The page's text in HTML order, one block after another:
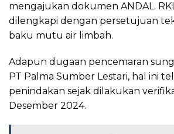
mengajukan dokumen ANDAL.
dilengkapi dengan persetujuan
baku mutu air limbah.
Adapun dugaan pencemaran
PT Palma Sumber Lestari, hal ini
penindakan sejak dilakukan
Desember 2024.